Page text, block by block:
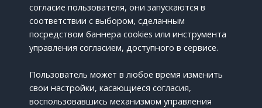
согласие пользователя, они запускаются в
соответствии с выбором, сделанным
посредством баннера cookies или инструмента
управления согласием, доступного в сервисе.
Пользователь может в любое время изменить
свои настройки, касающиеся согласия,
воспользовавшись механизмом управления